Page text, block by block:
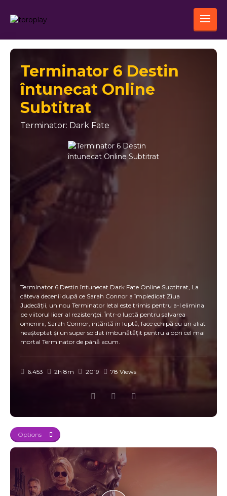
Terminator 6 Destin
întunecat Online
Subtitrat
Terminator: Dark Fate
Terminator 6 Destin întunecat Dark Fate Online Subtitrat, La
câteva decenii după ce Sarah Connor a împiedicat Ziua
Judecății, un nou Terminator letal este trimis pentru a-l elimina
pe viitorul lider al rezistenței. Într-o luptă pentru salvarea
omenirii, Sarah Connor, întărită în luptă, face echipă cu un aliat
neașteptat și un super soldat îmbunătățit pentru a opri cel mai
mortal Terminator de până acum. ​
6.453 2h 8m 2019 78 Views
Options